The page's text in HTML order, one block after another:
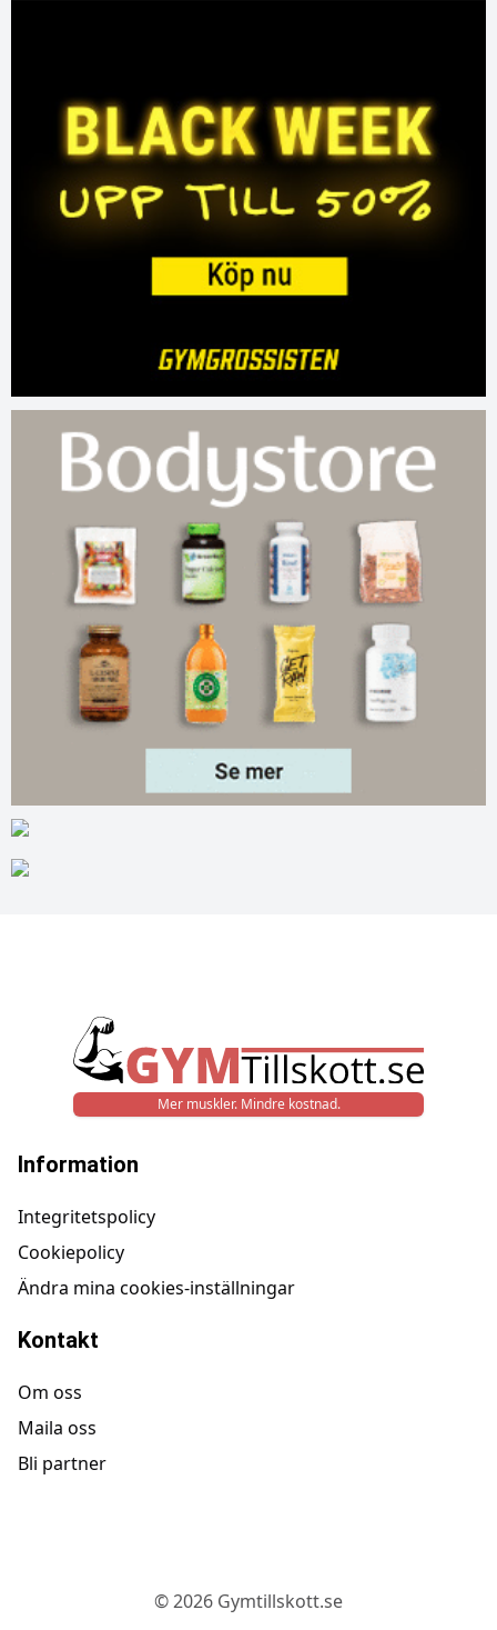
Mer muskler. Mindre kostnad.
Information
Integritetspolicy
Cookiepolicy
Ändra mina cookies-inställningar
Kontakt
Om oss
Maila oss
Bli partner
©2026 Gymtillskott.se